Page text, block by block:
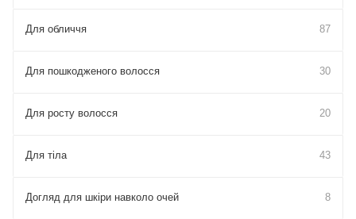
Для обличчя 87
Для пошкодженого волосся 30
Для росту волосся 20
Для тіла 43
Догляд для шкіри навколо очей 8